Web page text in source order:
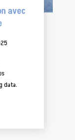
avec
data.